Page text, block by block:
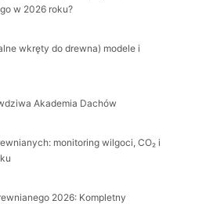
w 2026 roku?
wkręty do drewna) modele i
Akademia Dachów
monitoring wilgoci, CO₂ i
2026: Kompletny